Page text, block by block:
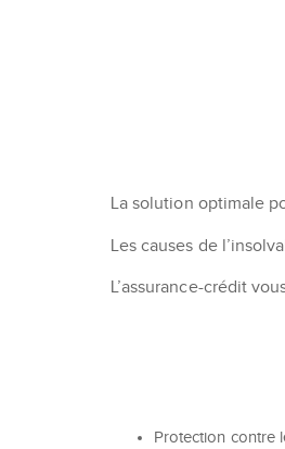
La solution optimale
Les causes de
L’assurance-crédit
Protection contre